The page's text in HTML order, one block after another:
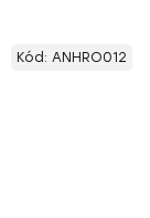
Kód: ANHRO012